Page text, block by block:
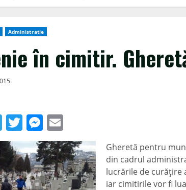
Administratie
în cimitir.
Telegram
TwitterMessenger
Gheretă pentru
din cadrul
lucrările de curăţire
iar cimitirile vor fi